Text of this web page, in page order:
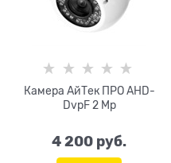
Камера АйТек ПРО AHD-
DvpF 2 Mp
4 200 руб.